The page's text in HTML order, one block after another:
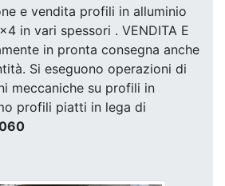
e vendita profili in alluminio
in vari spessori . VENDITA E
in pronta consegna anche
Si eseguono operazioni di
meccaniche su profili in
profili piatti in lega di